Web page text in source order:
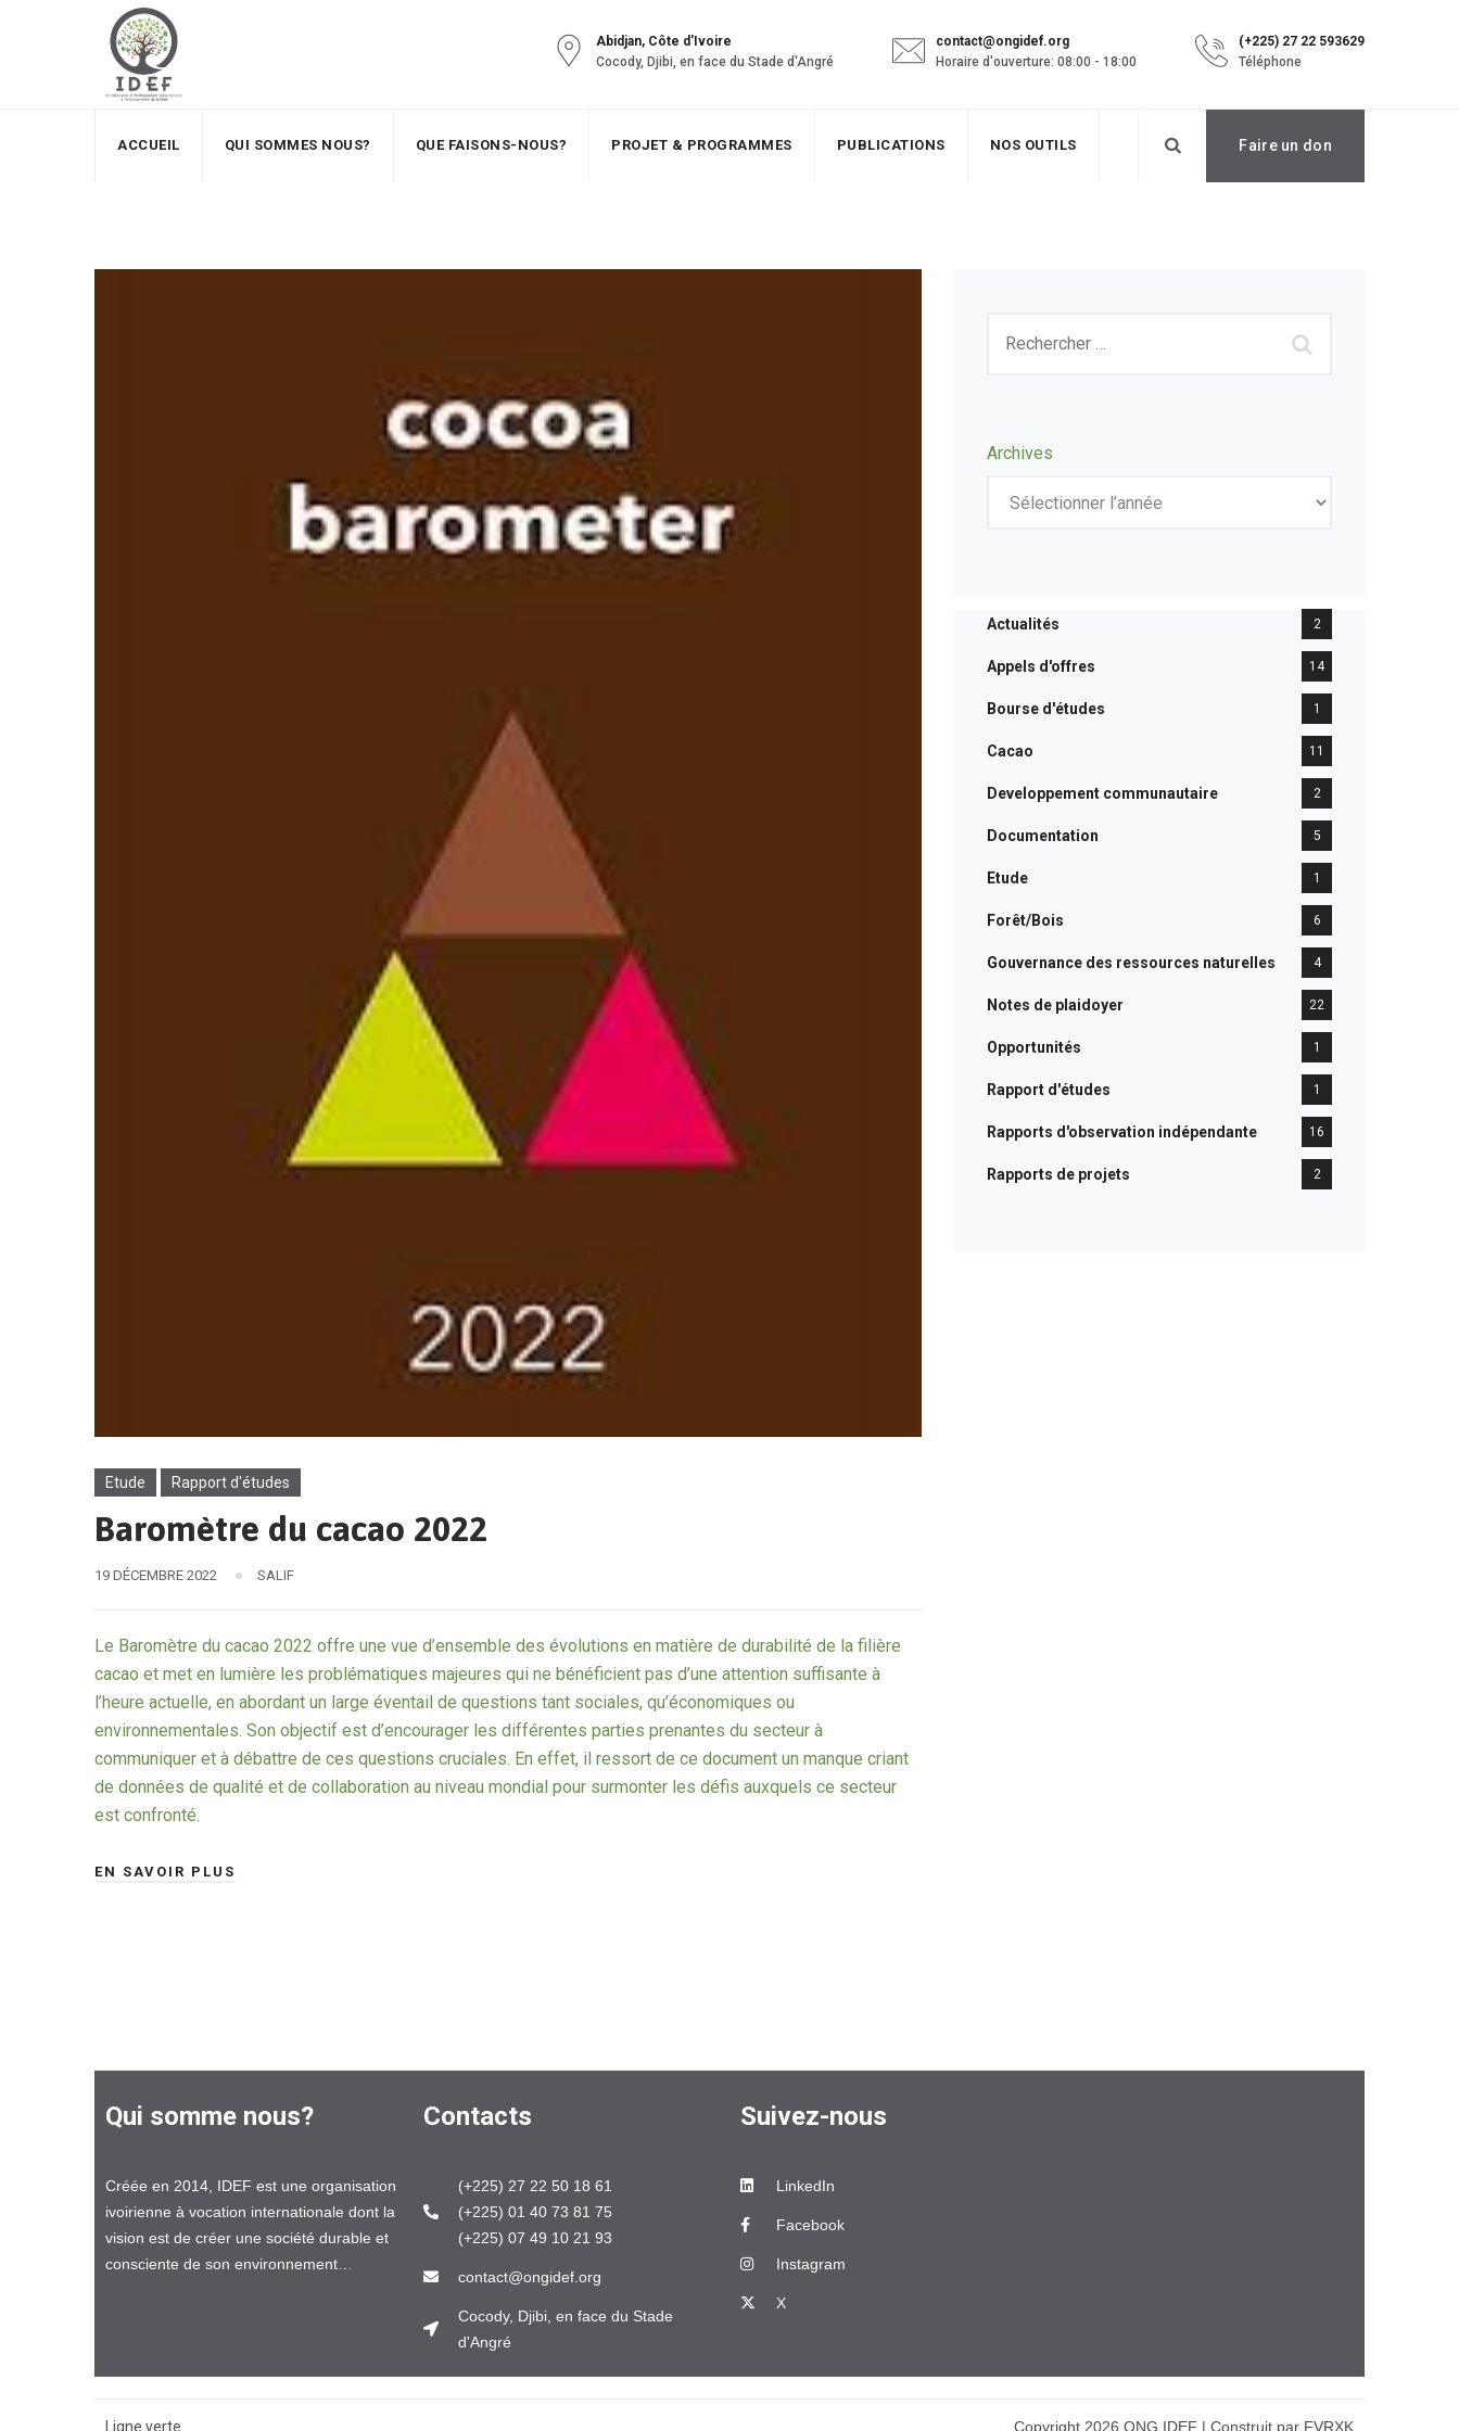
Abidjan, Côte d'Ivoire
Cocody, Djibi, en face du Stade d'Angré
contact@ongidef.org
Horaire d'ouverture: 08:00 - 18:00
(+225) 27 22 593629
Téléphone
ACCUEIL QUI SOMMES NOUS? QUE FAISONS-NOUS? PROJET & PROGRAMMES PUBLICATIONS NOS OUTILS Faire un don
Etude Rapport d'études
Baromètre du cacao 2022
19 DÉCEMBRE 2022 SALIF
Le Baromètre du cacao 2022 offre une vue d’ensemble des évolutions en matière de durabilité de la filière
cacao et met en lumière les problématiques majeures qui ne bénéficient pas d’une attention suffisante à
l’heure actuelle, en abordant un large éventail de questions tant sociales, qu’économiques ou
environnementales. Son objectif est d’encourager les différentes parties prenantes du secteur à
communiquer et à débattre de ces questions cruciales. En effet, il ressort de ce document un manque criant
de données de qualité et de collaboration au niveau mondial pour surmonter les défis auxquels ce secteur
est confronté.
EN SAVOIR PLUS
Archives
Actualités 2
Appels d'offres 14
Bourse d'études 1
Cacao 11
Developpement communautaire 2
Documentation 5
Etude 1
Forêt/Bois 6
Gouvernance des ressources naturelles 4
Notes de plaidoyer 22
Opportunités 1
Rapport d'études 1
Rapports d'observation indépendante 16
Rapports de projets 2
Qui somme nous?
Créée en 2014, IDEF est une organisation
ivoirienne à vocation internationale dont la
vision est de créer une société durable et
consciente de son environnement…
Contacts
(+225) 27 22 50 18 61
(+225) 01 40 73 81 75
(+225) 07 49 10 21 93
contact@ongidef.org
Cocody, Djibi, en face du Stade
d'Angré
Suivez-nous
LinkedIn
Facebook
Instagram
X
Ligne verte Copyright 2026 ONG IDEF | Construit par FVRXK